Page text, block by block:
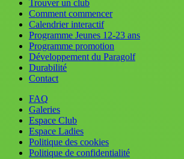
Trouver un club
Comment commencer
Calendrier interactif
Programme Jeunes 12-23 ans
Programme promotion
Développement du Paragolf
Durabilité
Contact
FAQ
Galeries
Espace Club
Espace Ladies
Politique des cookies
Politique de confidentialité